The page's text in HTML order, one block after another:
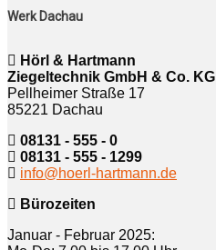
Werk Dachau
Hörl & Hartmann
Ziegeltechnik GmbH & Co. KG
Pellheimer Straße 17
85221 Dachau
08131 - 555 - 0
08131 - 555 - 1299
info@hoerl-hartmann.de
Bürozeiten
Januar - Februar 2025: